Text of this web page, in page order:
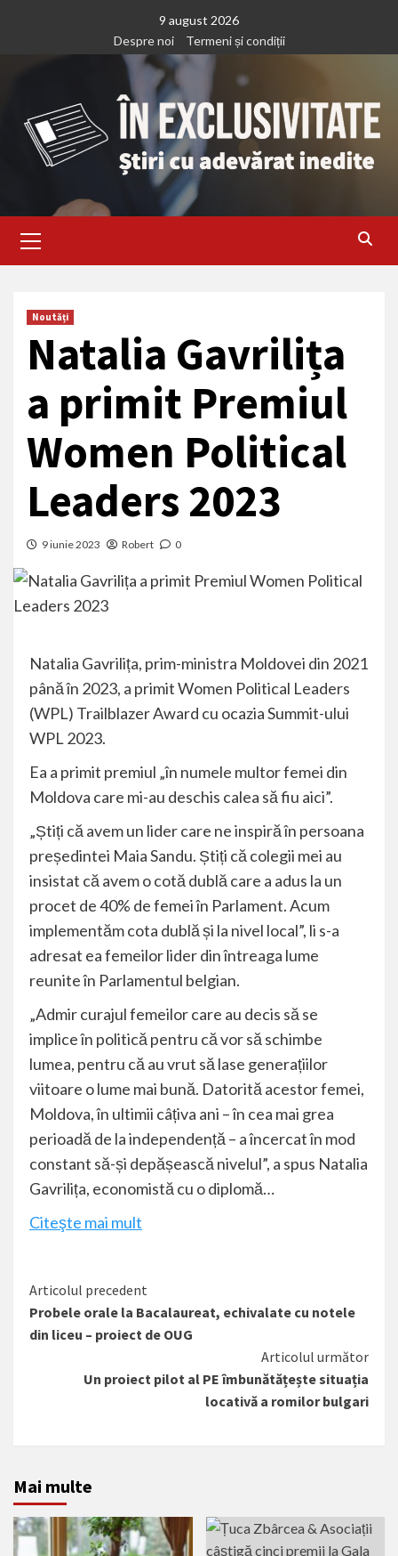
9 august 2026
Despre noi
Termeni și condiții
Menu
Noutăți
Natalia Gavrilița
a primit Premiul
Women Political
Leaders 2023
9 iunie 2023 Robert 0
Natalia Gavrilița, prim-ministra Moldovei din 2021
până în 2023, a primit Women Political Leaders
(WPL) Trailblazer Award cu ocazia Summit-ului
WPL 2023.
Ea a primit premiul „în numele multor femei din
Moldova care mi-au deschis calea să fiu aici”.
„Știți că avem un lider care ne inspiră în persoana
președintei Maia Sandu. Știți că colegii mei au
insistat că avem o cotă dublă care a adus la un
procet de 40% de femei în Parlament. Acum
implementăm cota dublă și la nivel local”, li s-a
adresat ea femeilor lider din întreaga lume
reunite în Parlamentul belgian.
„Admir curajul femeilor care au decis să se
implice în politică pentru că vor să schimbe
lumea, pentru că au vrut să lase generațiilor
viitoare o lume mai bună. Datorită acestor femei,
Moldova, în ultimii câțiva ani – în cea mai grea
perioadă de la independență – a încercat în mod
constant să-și depășească nivelul”, a spus Natalia
Gavrilița, economistă cu o diplomă…
Citeşte mai mult
Citește
mai
mult
Articolul precedent
Probele orale la Bacalaureat, echivalate cu notele
din liceu – proiect de OUG
Articolul următor
Un proiect pilot al PE îmbunătățește situația
locativă a romilor bulgari
Mai multe